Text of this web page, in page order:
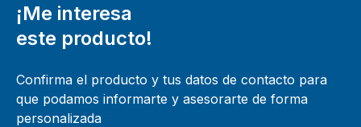
¡Me interesa
este producto!
Confirma el producto y tus datos de contacto para
que podamos informarte y asesorarte de forma
personalizada